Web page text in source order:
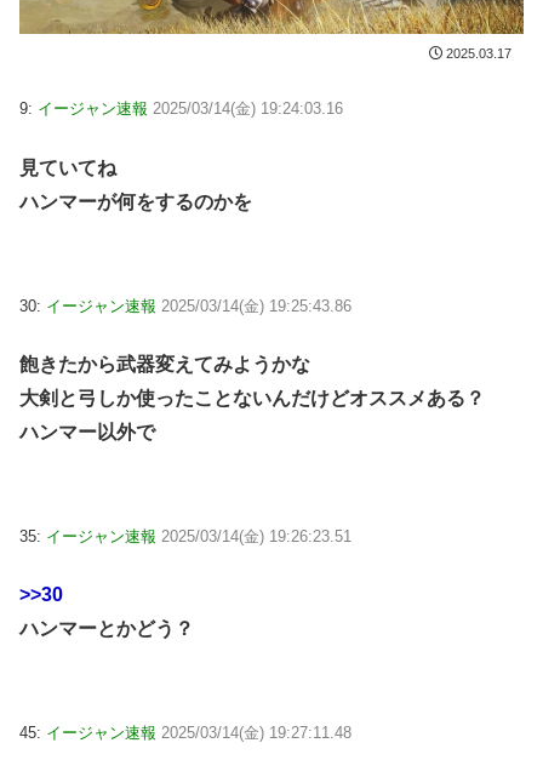
2025.03.17
9: イージャン速報 2025/03/14(金) 19:24:03.16
見ていてね
ハンマーが何をするのかを
30: イージャン速報 2025/03/14(金) 19:25:43.86
飽きたから武器変えてみようかな
大剣と弓しか使ったことないんだけどオススメある？
ハンマー以外で
35: イージャン速報 2025/03/14(金) 19:26:23.51
>>30
ハンマーとかどう？
45: イージャン速報 2025/03/14(金) 19:27:11.48